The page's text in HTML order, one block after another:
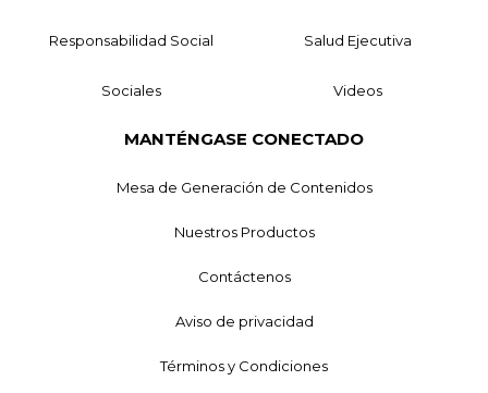
Responsabilidad Social Salud Ejecutiva
Sociales Videos
MANTÉNGASE CONECTADO
Mesa de Generación de Contenidos
Nuestros Productos
Contáctenos
Aviso de privacidad
Términos y Condiciones